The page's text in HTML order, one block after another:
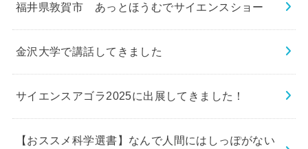
福井県敦賀市 あっとほうむでサイエンスショー
金沢大学で講話してきました
サイエンスアゴラ2025に出展してきました！
【おススメ科学選書】なんで人間にはしっぽがない